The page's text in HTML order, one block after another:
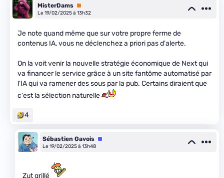
MisterDams Premium
Le 19/02/2025 à 13h32
Je note quand même que sur votre propre ferme de
contenus IA, vous ne déclenchez a priori pas d'alerte.
On la voit venir la nouvelle stratégie économique de Next qui
va financer le service grâce à un site fantôme automatisé par
l'IA qui va ramener des sous par la pub. Certains diraient que
c'est la sélection naturelle
4
Sébastien Gavois Équipe
Le 19/02/2025 à 13h48
Zut grillé